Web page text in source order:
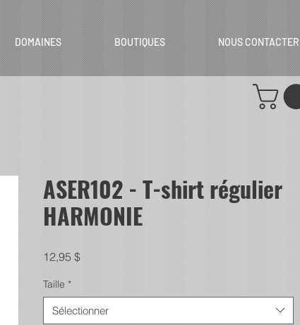
DOMAINES BOUTIQUES NOUS CONTACTER
ASER102 - T-shirt régulier
HARMONIE
12,95 $Prix
Taille *
Sélectionner